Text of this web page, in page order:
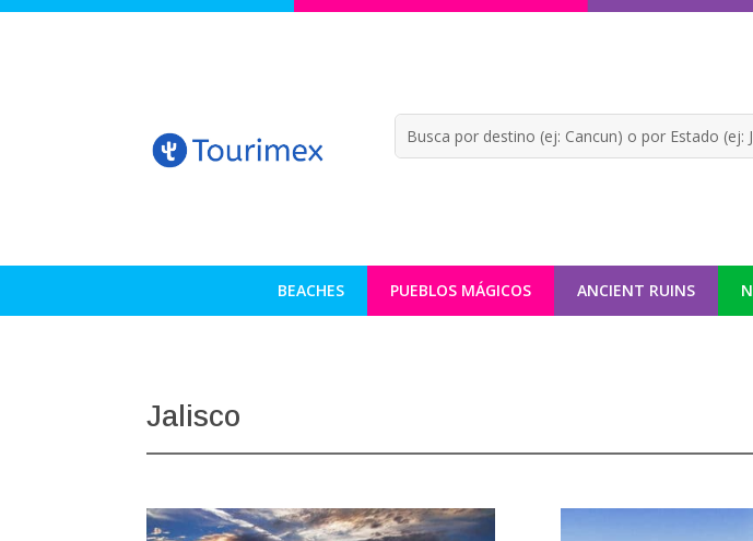
BEACHES PUEBLOS MÁGICOS ANCIENT RUINS
Jalisco